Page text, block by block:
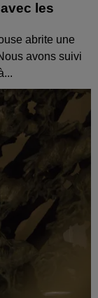
les
abrite une
avons suivi